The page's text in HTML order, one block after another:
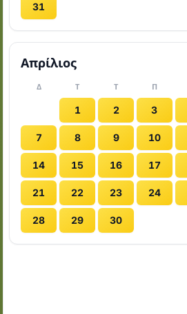
31
Απρίλιος
Δ Τ Τ Π
1 2 3
7 8 9 10
14 15 16 17
21 22 23 24
28 29 30